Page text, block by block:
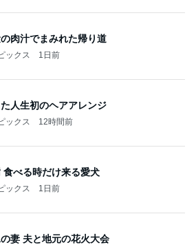
肉汁でまみれた帰り道
ックス 1日前
た人生初のヘアアレンジ
ックス 12時間前
食べる時だけ来る愛犬
ックス 1日前
妻 夫と地元の花火大会